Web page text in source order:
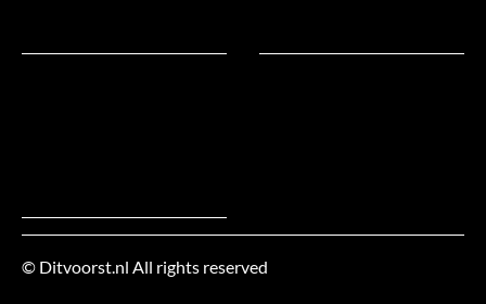
© Ditvoorst.nl All rights reserved